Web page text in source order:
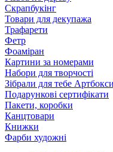
Скрапбукінг
Товари для декупажа
Трафарети
Фетр
Фоаміран
Картини за номерами
Набори для творчості
Зібрали для тебе
Подарункові сертифікати
Пакети, коробки
Канцтовари
Книжки
Фарби художні